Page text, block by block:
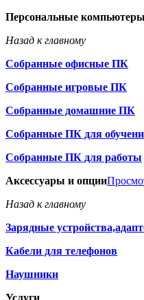
Персональные компьютеры
Назад к главному
Собранные офисные ПК
Собранные игровые ПК
Собранные домашние ПК
Собранные ПК для
Собранные ПК для работы
Аксессуары и опции
Назад к главному
Зарядные
Кабели для телефонов
Наушники
Услуги